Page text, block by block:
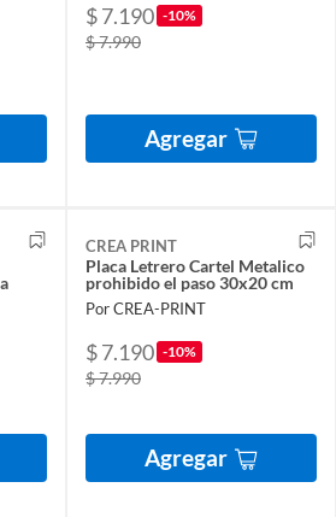
$ 7.190 -10%
$ 7.990
Agregar
CREA PRINT
Placa Letrero Cartel Metalico
prohibido el paso 30x20 cm
Por CREA-PRINT
$ 7.190 -10%
$ 7.990
Agregar